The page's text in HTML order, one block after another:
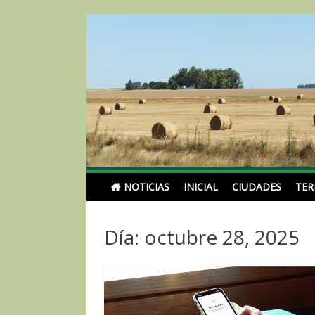
Noticias
NOTICIAS INICIAL CIUDADES
Día: octubre 28, 2025